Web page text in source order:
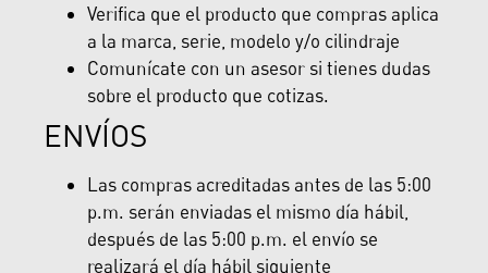
Verifica que el producto que compras aplica
a la marca, serie, modelo y/o cilindraje
Comunícate con un asesor si tienes dudas
sobre el producto que cotizas.
ENVÍOS
Las compras acreditadas antes de las 5:00
p.m. serán enviadas el mismo día hábil,
después de las 5:00 p.m. el envío se
realizará el día hábil siguiente